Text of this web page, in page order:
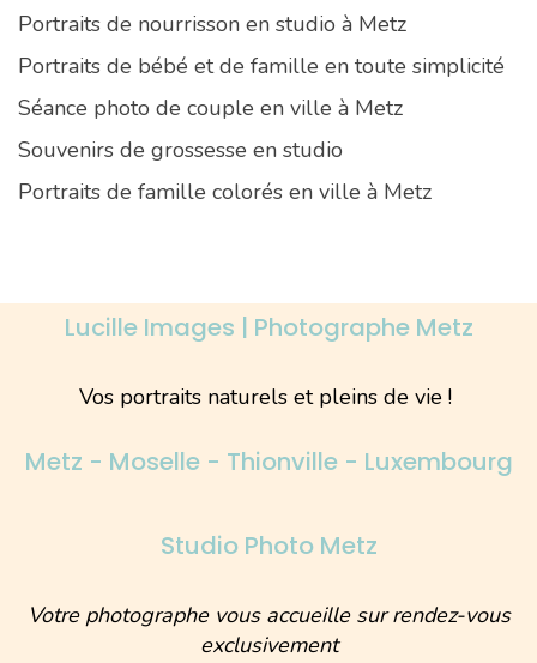
Portraits de nourrisson en studio à Metz
Portraits de bébé et de famille en toute simplicité
Séance photo de couple en ville à Metz
Souvenirs de grossesse en studio
Portraits de famille colorés en ville à Metz
Lucille Images | Photographe Metz
Vos portraits naturels et pleins de vie !
Metz - Moselle - Thionville - Luxembourg
Studio Photo Metz
Votre photographe vous accueille sur rendez-vous
exclusivement